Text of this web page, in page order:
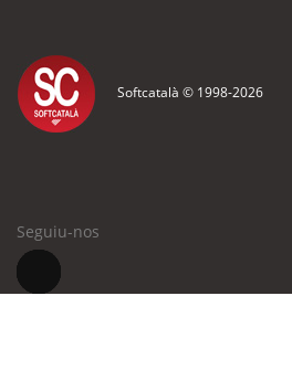
Softcatalà © 1998-2026
Seguiu-nos